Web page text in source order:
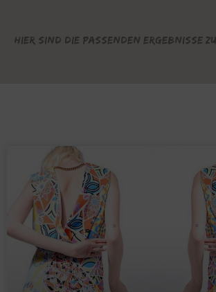
Hier sind die passenden Ergebnisse